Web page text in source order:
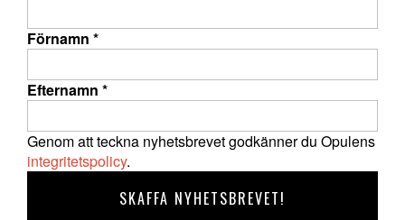
Förnamn *
Efternamn *
Genom att teckna nyhetsbrevet godkänner du Opulens
integritetspolicy.